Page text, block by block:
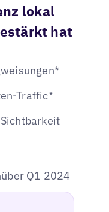
lokal
hat
Traffic*
Q1 2024